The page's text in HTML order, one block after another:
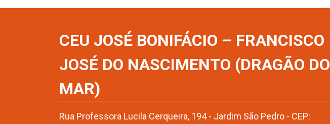
CEU JOSÉ BONIFÁCIO – FRANCISCO
JOSÉ DO NASCIMENTO (DRAGÃO DO
MAR)
Rua Professora Lucila Cerqueira, 194 - Jardim São Pedro - CEP: